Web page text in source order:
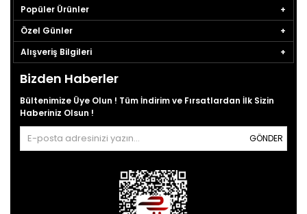
Popüler Ürünler
Özel Günler
Alışveriş Bilgileri
Bizden Haberler
Bültenimize Üye Olun ! Tüm İndirim ve Fırsatlardan İlk Sizin
Haberiniz Olsun !
GÖNDER